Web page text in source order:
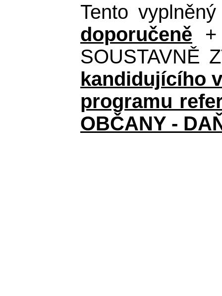
Tento
doporučeně +
SOUSTAVNĚ
kandidujícího
programu
OBČANY -